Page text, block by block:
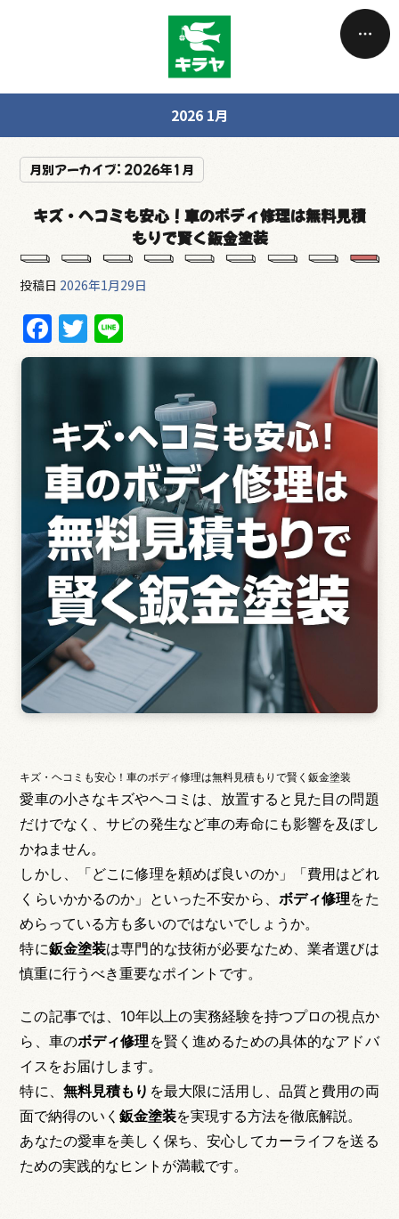
2026 1月
月別アーカイブ: 2026年1月
キズ・ヘコミも安心！車のボディ修理は無料見積
もりで賢く鈑金塗装
投稿日 2026年1月29日
F
a
e
b
o
o
k
T
w
itt
er
n
キズ・ヘコミも安心！車のボディ修理は無料見積もりで賢く鈑金塗装
愛車の小さなキズやヘコミは、放置すると見た目の問題
だけでなく、サビの発生など車の寿命にも影響を及ぼし
かねません。
しかし、「どこに修理を頼めば良いのか」「費用はどれ
くらいかかるのか」といった不安から、 ボディ修理をた
めらっている方も多いのではないでしょうか。
特に鈑金塗装は専門的な技術が必要なため、業者選びは
慎重に行うべき重要なポイントです。
この記事では、10年以上の実務経験を持つプロの視点か
ら、車のボディ修理 を賢く進めるための具体的なアドバ
イスをお届けします。
特に、 無料見積もり を最大限に活用し、品質と費用の両
面で納得のいく鈑金塗装を実現する方法を徹底解説。
あなたの愛車を美しく保ち、安心してカーライフを送る
ための実践的なヒントが満載です。